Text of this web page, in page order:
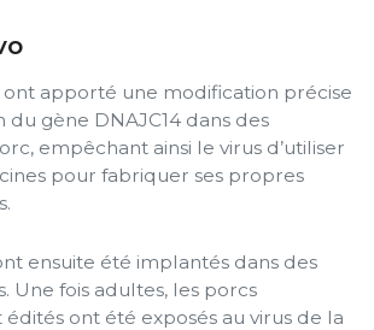
ont apporté une modification précise
du gène DNAJC14 dans des
empêchant ainsi le virus d’utiliser
pour fabriquer ses propres
ensuite été implantés dans des
Une fois adultes, les porcs
ont été exposés au virus de la